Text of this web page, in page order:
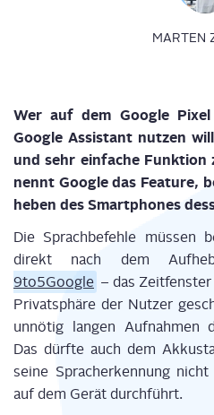
MARTEN
Wer auf dem Goog­le
Goog­le Assistant nut­zen
und sehr ein­fa­che Funk­ti­on
nennt Goog­le das Fea­ture,
he­ben des Smart­phones
Die Sprach­be­feh­le müs­sen
direkt nach dem
9to5Google – das
Pri­vat­sphä­re der Nut­zer
unnö­tig lan­gen Auf­nah­men
Das dürf­te auch dem
sei­ne Sprach­er­ken­nung
auf dem Gerät durchführt.